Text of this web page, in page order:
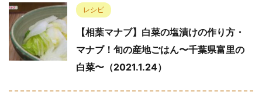
レシピ
【相葉マナブ】白菜の塩漬けの作り方・
マナブ！旬の産地ごはん〜千葉県富里の
白菜〜（2021.1.24）